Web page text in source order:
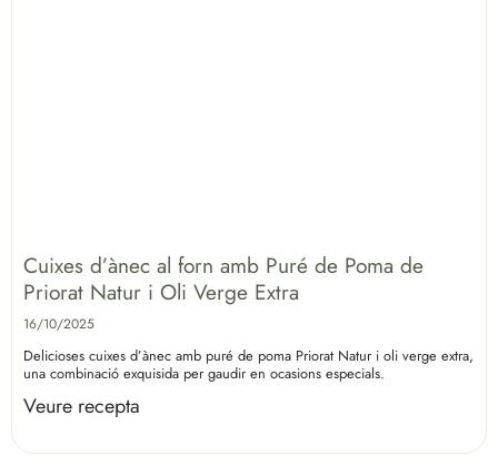
Cuixes d’ànec al forn amb Puré de Poma de
Priorat Natur i Oli Verge Extra
16/10/2025
Delicioses cuixes d’ànec amb puré de poma Priorat Natur i oli verge extra,
una combinació exquisida per gaudir en ocasions especials.
Veure recepta